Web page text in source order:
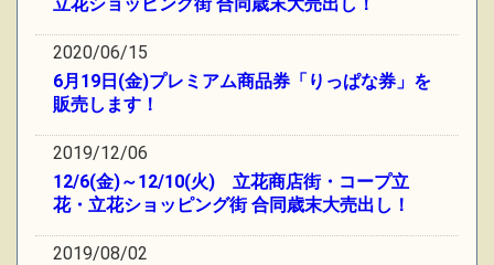
2020/06/15
6月19日(金)プレミアム商品券「りっぱな券」を
販売します！
2019/12/06
12/6(金)～12/10(火) 立花商店街・コープ立
花・立花ショッピング街 合同歳末大売出し！
2019/08/02